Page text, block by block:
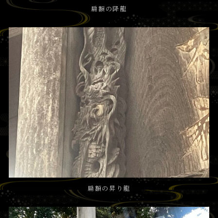
扁額の降龍
扁額の昇り龍